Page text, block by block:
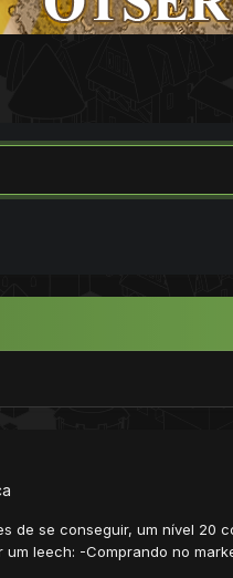
de se conseguir, um nível
leech: -Comprando no